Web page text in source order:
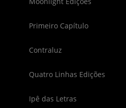
Primeiro Capítulo
Contraluz
Quatro Linhas Edições
Ipê das Letras